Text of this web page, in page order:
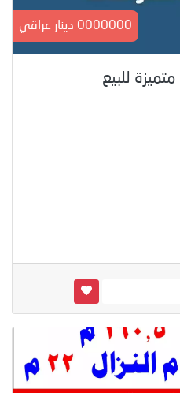
0000000 دينار عراقي
للبيع